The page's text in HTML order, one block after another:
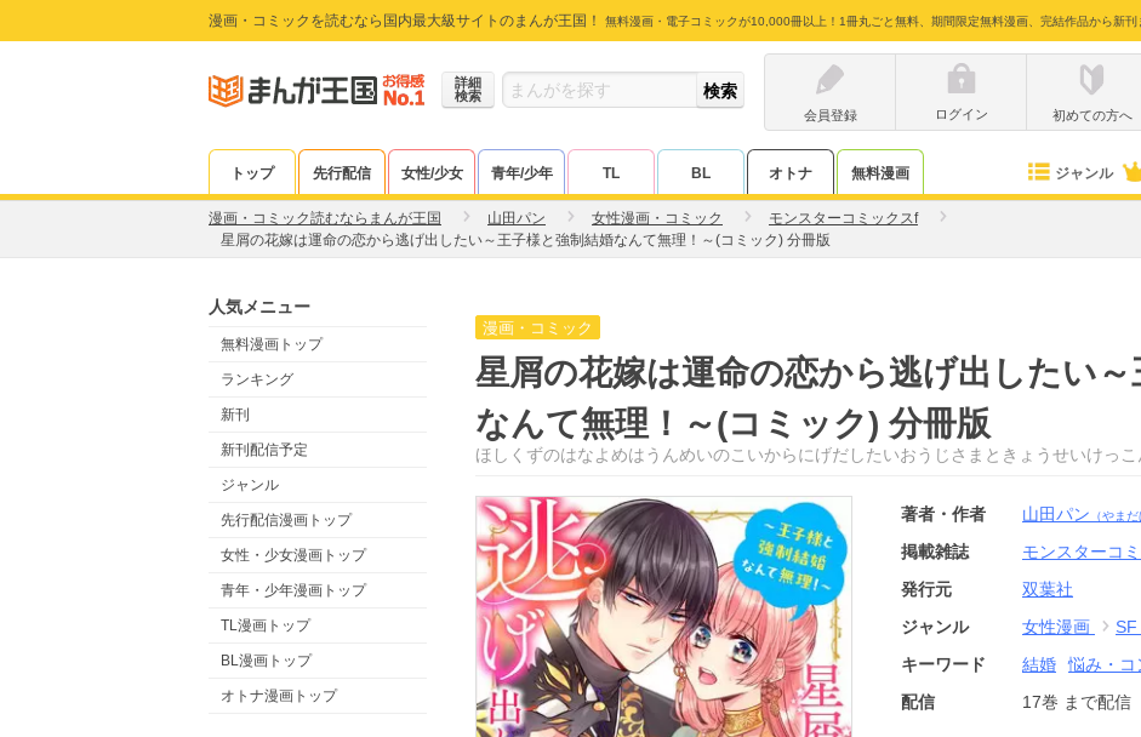
漫画・コミックを読むなら国内最大級サイトのまんが王国！ 無料漫画・電子コミックが10,000冊以上！1冊丸ごと無料、期間限定無料漫画、完結作品から新刊
詳細
検索
会員登録
ログイン 初めての方へ
トップ 先行配信 女性/少女 青年/少年 TL BL オトナ 無料漫画 ジャンル
漫画・コミック読むならまんが王国 山田パン 女性漫画・コミック
モンスターコミックスf
星屑の花嫁は運命の恋から逃げ出したい～王子様と強制結婚なんて無理！～(コミック) 分冊版
人気メニュー
無料漫画トップ
ランキング
新刊
新刊配信予定
ジャンル
先行配信漫画トップ
女性・少女漫画トップ
青年・少年漫画トップ
TL漫画トップ
BL漫画トップ
オトナ漫画トップ
漫画・コミック
星屑の花嫁は運命の恋から逃げ出したい
なんて無理！～(コミック) 分冊版
ほしくずのはなよめはうんめいのこいからにげだしたいおうじさまときょうせいけっ
著者・作者 山田パン （やまだ
掲載雑誌
モンスターコ
発行元
双葉社
ジャンル
女性漫画
キーワード
結婚 悩み・コ
配信
17巻 まで配信